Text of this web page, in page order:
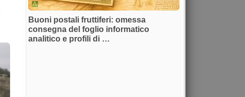
Buoni postali fruttiferi: omessa
consegna del foglio informatico
analitico e profili di …